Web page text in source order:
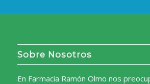
Sobre Nosotros
En Farmacia Ramón Olmo nos